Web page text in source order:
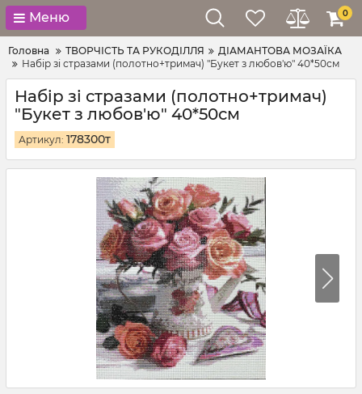
Меню 0
Головна ТВОРЧІСТЬ ТА РУКОДІЛЛЯ
ДІАМАНТОВА МОЗАЇКА
Набір зі стразами (полотно+тримач) "Букет з любов'ю" 40*50см
Набір зі стразами (полотно+тримач)
"Букет з любов'ю" 40*50см
Артикул: 178300т